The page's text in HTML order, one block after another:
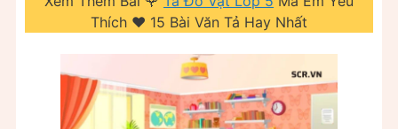
Thích ❤️️ 15 Bài Văn Tả Hay Nhất